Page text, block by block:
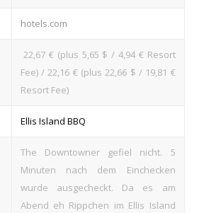
hotels.com
22,67 € (plus 5,65 $ / 4,94 € Resort
Fee) / 22,16 € (plus 22,66 $ / 19,81 €
Resort Fee)
Ellis Island BBQ
The Downtowner gefiel nicht. 5
Minuten nach dem Einchecken
wurde ausgecheckt. Da es am
Abend eh Rippchen im Ellis Island